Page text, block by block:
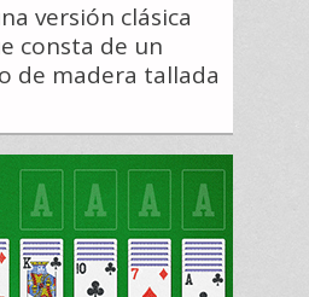
versión clásica
consta de un
de madera tallada